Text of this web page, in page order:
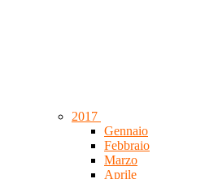
2017
Gennaio
Febbraio
Marzo
Aprile